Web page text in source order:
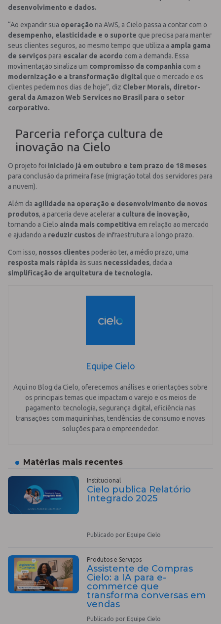
desenvolvimento e dados.
“Ao expandir sua operação na AWS, a Cielo passa a contar com o
desempenho, elasticidade e o suporte que precisa para manter
seus clientes seguros, ao mesmo tempo que utiliza a ampla gama
de serviçospara escalar de acordo com a demanda. Essa
movimentação sinaliza um compromisso da companhia com a
modernização e a transformação digital que o mercado e os
clientes pedem nos dias de hoje”, diz Cleber Morais, diretor-
geral da Amazon Web Services no Brasil para o setor
corporativo.
Parceria reforça cultura de
inovação na Cielo
O projeto foi iniciado já em outubro e tem prazo de 18 meses
para conclusão da primeira fase (migração total dos servidores para
a nuvem).
Além da agilidade na operação e desenvolvimento de novos
produtos, a parceria deve acelerar a cultura de inovação,
tornando a Cielo ainda mais competitiva em relação ao mercado
e ajudando a reduzir custos de infraestrutura a longo prazo.
Com isso, nossos clientespoderão ter, a médio prazo, uma
resposta mais rápida às suas necessidades, dada a
simplificação de arquitetura de tecnologia.
Equipe Cielo
Aqui no Blog da Cielo, oferecemos análises e orientações sobre
os principais temas que impactam o varejo e os meios de
pagamento: tecnologia, segurança digital, eficiência nas
transações com maquininhas, tendências de consumo e novas
soluções para o empreendedor.
Matérias mais recentes
Institucional
Cielo publica Relatório
Integrado 2025
Publicado por Equipe Cielo
Produtos e Serviços
Assistente de Compras
Cielo: a IA para e-
commerce que
transforma conversas em
vendas
Publicado por Equipe Cielo